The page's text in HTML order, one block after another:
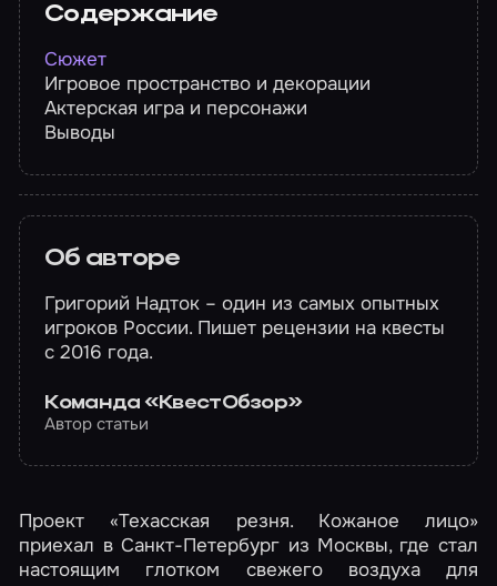
Содержание
Сюжет
Игровое пространство и декорации
Актерская игра и персонажи
Выводы
Об авторе
Григорий Надток – один из самых опытных
игроков России. Пишет рецензии на квесты
с 2016 года.
Команда «КвестОбзор»
Автор статьи
Проект «Техасская резня. Кожаное лицо»
приехал в Санкт-Петербург из Москвы, где стал
настоящим глотком свежего воздуха для